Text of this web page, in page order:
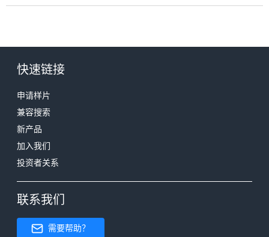
快速链接
申请样片
兼容搜索
新产品
加入我们
投资者关系
联系我们
需要帮助？